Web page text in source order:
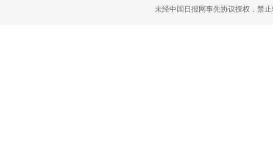
未经中国日报网事先协议授权，禁止